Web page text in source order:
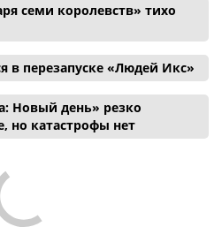
семи королевств» тихо
в перезапуске «Людей Икс»
Новый день» резко
но катастрофы нет